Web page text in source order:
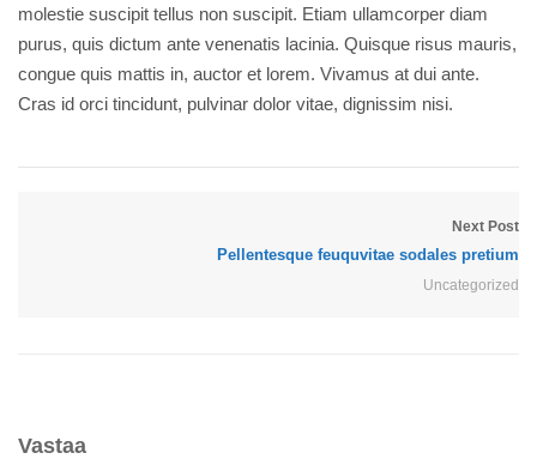
molestie suscipit tellus non suscipit. Etiam ullamcorper diam
purus, quis dictum ante venenatis lacinia. Quisque risus mauris,
congue quis mattis in, auctor et lorem. Vivamus at dui ante.
Cras id orci tincidunt, pulvinar dolor vitae, dignissim nisi.
Next Post
Pellentesque feuquvitae sodales pretium
Uncategorized
Vastaa